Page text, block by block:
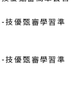
技優甄審學習準
技優甄審學習準